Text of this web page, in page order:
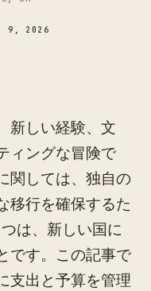
9, 2026
新しい経験、文
ィングな冒険で
関しては、独自の
移行を確保するた
は、新しい国に
です。この記事で
支出と予算を管理